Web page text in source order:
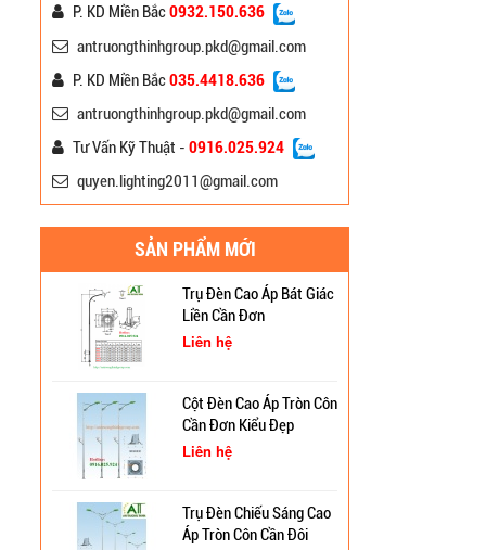
P. KD Miền Bắc0932.150.636
antruongthinhgroup.pkd@gmail.com
P. KD Miền Bắc035.4418.636
antruongthinhgroup.pkd@gmail.com
Tư Vấn Kỹ Thuật - 0916.025.924
quyen.lighting2011@gmail.com
SẢN PHẨM MỚI
Liên hệ
Đèn Pha Led Đường Phố
Liên hệ
Đèn Led Chiếu Sáng
Đường Phố 150W Philips
DLed 277
Liên hệ
Trụ Đèn Cao Áp Bát Giác
Liền Cần Đơn
Liên hệ
Cột Đèn Cao Áp Tròn Côn
Cần Đơn Kiểu Đẹp
Liên hệ
Trụ Đèn Chiếu Sáng Cao
Áp Tròn Côn Cần Đôi
Cột Đèn Cao Áp Chiếu
Sáng Đường Phố Tại Lạng
Sơn
Trời Tại Bình Định
Cột Đèn Pha Đa Giác Tại
Cung Cấp Cột Đèn Chiếu